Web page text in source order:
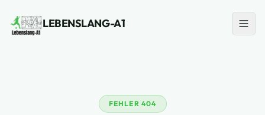
LEBENSLANG-A1
FEHLER 404